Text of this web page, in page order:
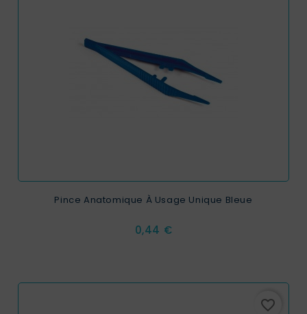
Pince Anatomique À Usage Unique Bleue
Prix
0,44 €
favorite_border